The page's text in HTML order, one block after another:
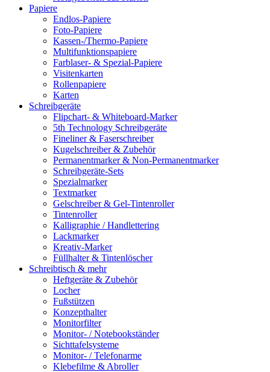
Papiere
Endlos-Papiere
Foto-Papiere
Kassen-/Thermo-Papiere
Multifunktionspapiere
Farblaser- & Spezial-Papiere
Visitenkarten
Rollenpapiere
Karten
Schreibgeräte
Flipchart- & Whiteboard-Marker
5th Technology Schreibgeräte
Fineliner & Faserschreiber
Kugelschreiber & Zubehör
Permanentmarker & Non-Permanentmarker
Schreibgeräte-Sets
Spezialmarker
Textmarker
Gelschreiber & Gel-Tintenroller
Tintenroller
Kalligraphie / Handlettering
Lackmarker
Kreativ-Marker
Füllhalter & Tintenlöscher
Schreibtisch & mehr
Heftgeräte & Zubehör
Locher
Fußstützen
Konzepthalter
Monitorfilter
Monitor- / Notebookständer
Sichttafelsysteme
Monitor- / Telefonarme
Klebefilme & Abroller